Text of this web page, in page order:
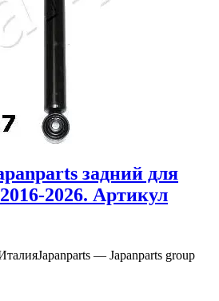
задний для
2026. Артикул
Japanparts — Japanparts group